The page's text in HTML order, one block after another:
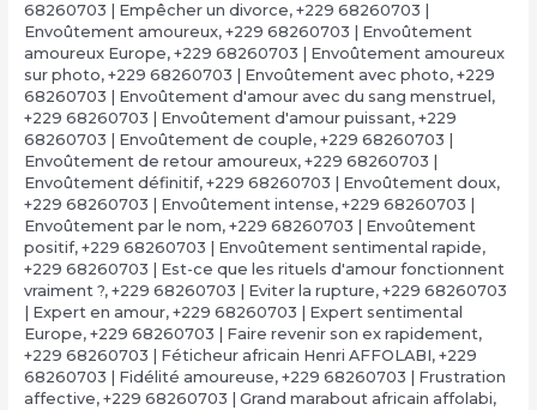
68260703 | Empêcher un divorce, +229 68260703 |
Envoûtement amoureux, +229 68260703 | Envoûtement
amoureux Europe, +229 68260703 | Envoûtement amoureux
sur photo, +229 68260703 | Envoûtement avec photo, +229
68260703 | Envoûtement d'amour avec du sang menstruel ,
+229 68260703 | Envoûtement d'amour puissant, +229
68260703 | Envoûtement de couple, +229 68260703 |
Envoûtement de retour amoureux, +229 68260703 |
Envoûtement définitif, +229 68260703 | Envoûtement doux,
+229 68260703 | Envoûtement intense, +229 68260703 |
Envoûtement par le nom, +229 68260703 | Envoûtement
positif, +229 68260703 | Envoûtement sentimental rapide,
+229 68260703 | Est-ce que les rituels d'amour fonctionnent
vraiment ?, +229 68260703 | Eviter la rupture, +229 68260703
| Expert en amour, +229 68260703 | Expert sentimental
Europe, +229 68260703 | Faire revenir son ex rapidement,
+229 68260703 | Féticheur africain Henri AFFOLABI, +229
68260703 | Fidélité amoureuse, +229 68260703 | Frustration
affective, +229 68260703 | Grand marabout africain affolabi,